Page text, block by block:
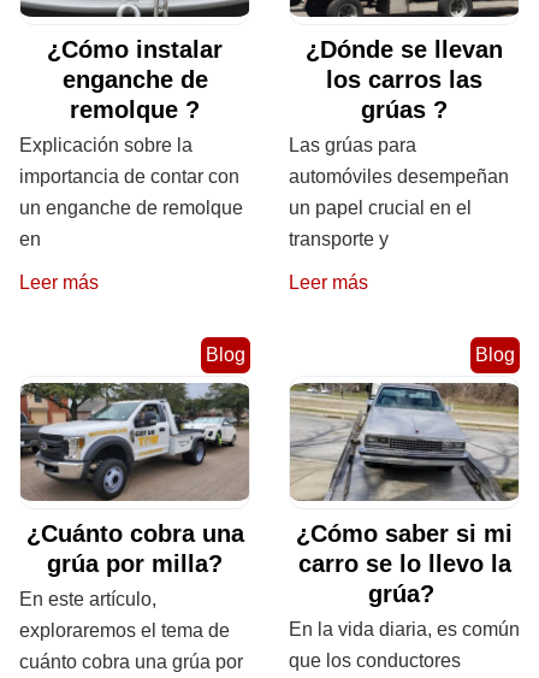
¿Cómo instalar
enganche de
remolque ?
Explicación sobre la
importancia de contar con
un enganche de remolque
en
Leer más
¿Dónde se llevan
los carros las
grúas ?
Las grúas para
automóviles desempeñan
un papel crucial en el
transporte y
Leer más
Blog
¿Cuánto cobra una
grúa por milla?
En este artículo,
exploraremos el tema de
cuánto cobra una grúa por
Blog
¿Cómo saber si mi
carro se lo llevo la
grúa?
En la vida diaria, es común
que los conductores